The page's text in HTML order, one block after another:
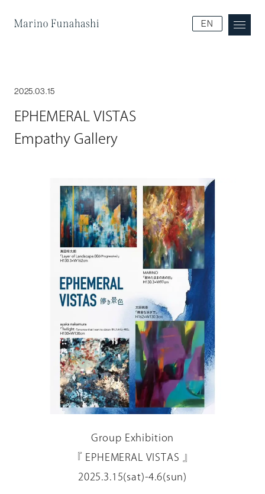
EN
2025.03.15
EPHEMERAL VISTAS
Empathy Gallery
Group Exhibition
『 EPHEMERAL VISTAS 』
2025.3.15(sat)-4.6(sun)